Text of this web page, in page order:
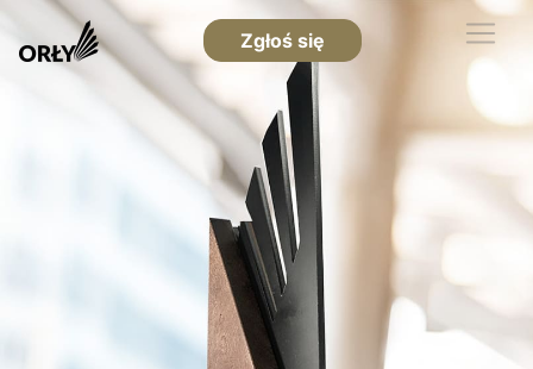
Zgłoś się